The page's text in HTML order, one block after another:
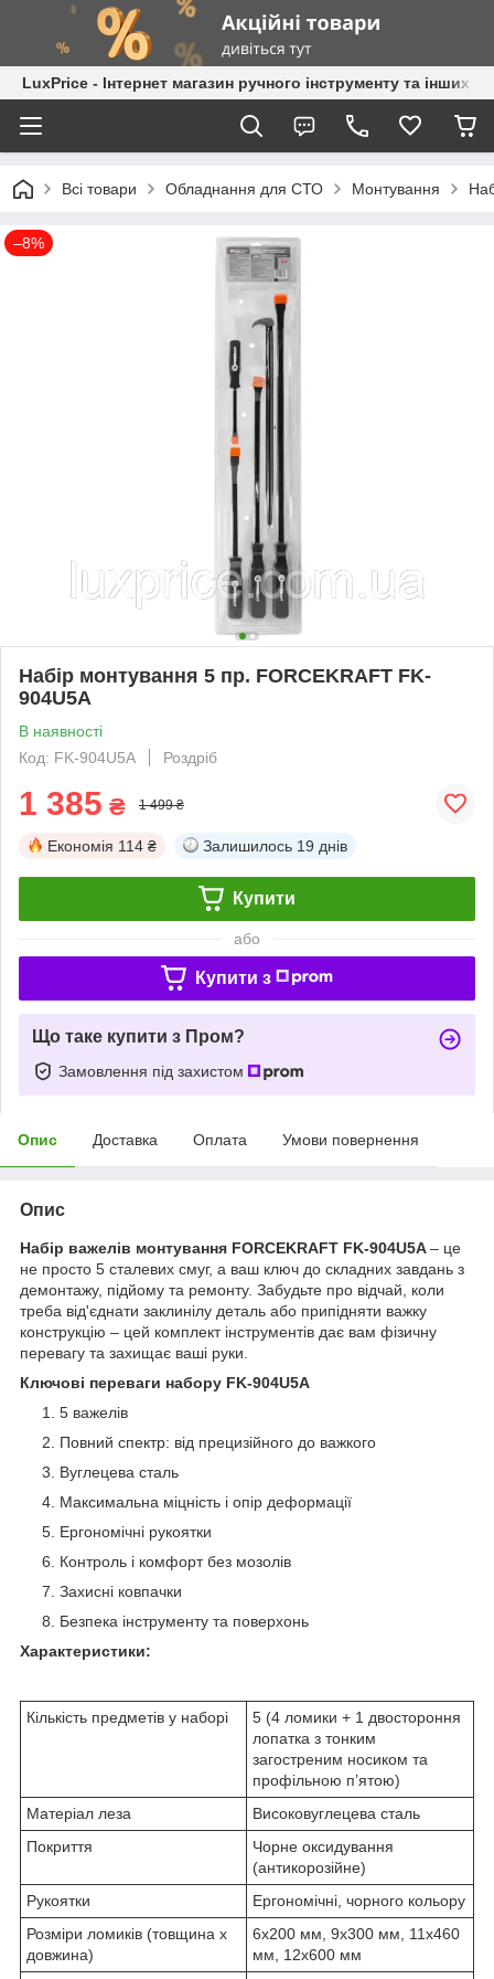
LuxPrice - Інтернет магазин ручного інструменту та інших
Всі товари Обладнання для СТО Монтування
–8%
Набір монтування 5 пр. FORCEKRAFT FK-
904U5A
В наявності
Код: FK-904U5A
Роздріб
1 385 ₴ 1 499 ₴
Економія 114 ₴ Залишилось 19 днів
Купити
або
Купити з
Що таке купити з Пром?
Замовлення під захистом
Опис Доставка Оплата Умови повернення
Опис
Набір важелів монтування FORCEKRAFT FK-904U5A– це
не просто 5 сталевих смуг, а ваш ключ до складних завдань з
демонтажу, підйому та ремонту. Забудьте про відчай, коли
треба від'єднати заклинілу деталь або припідняти важку
конструкцію – цей комплект інструментів дає вам фізичну
перевагу та захищає ваші руки.
Ключові переваги набору FK-904U5A
5 важелів
Повний спектр: від прецизійного до важкого
Вуглецева сталь
Максимальна міцність і опір деформації
Ергономічні рукоятки
Контроль і комфорт без мозолів
Захисні ковпачки
Безпека інструменту та поверхонь
Характеристики:
Кількість предметів у наборі
5 (4 ломики + 1 двостороння
лопатка з тонким
загостреним носиком та
профільною п’ятою)
Матеріал леза
Високовуглецева сталь
Покриття
Чорне оксидування
(антикорозійне)
Рукоятки
Ергономічні, чорного кольору
Розміри ломиків (товщина х
довжина)
6x200 мм, 9x300 мм, 11x460
мм, 12x600 мм